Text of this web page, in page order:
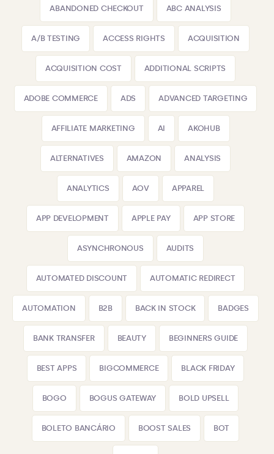
ABANDONED CHECKOUT ABC ANALYSIS
A/B TESTING ACCESS RIGHTS ACQUISITION
ACQUISITION COST ADDITIONAL SCRIPTS
ADOBE COMMERCE ADS ADVANCED TARGETING
AFFILIATE MARKETING AI AKOHUB
ALTERNATIVES AMAZON ANALYSIS
ANALYTICS AOV APPAREL
APP DEVELOPMENT APPLE PAY APP STORE
ASYNCHRONOUS AUDITS
AUTOMATED DISCOUNT AUTOMATIC REDIRECT
AUTOMATION B2B BACK IN STOCK BADGES
BANK TRANSFER BEAUTY BEGINNERS GUIDE
BEST APPS BIGCOMMERCE BLACK FRIDAY
BOGO BOGUS GATEWAY BOLD UPSELL
BOLETO BANCÁRIO BOOST SALES BOT